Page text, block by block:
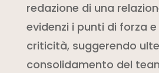
redazione di una
evidenzi i punti di forza
criticità, suggerendo
consolidamento del